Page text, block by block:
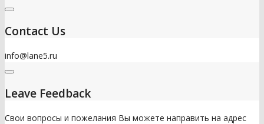
Contact Us
info@lane5.ru
Leave Feedback
Свои вопросы и пожелания Вы можете направить на адрес